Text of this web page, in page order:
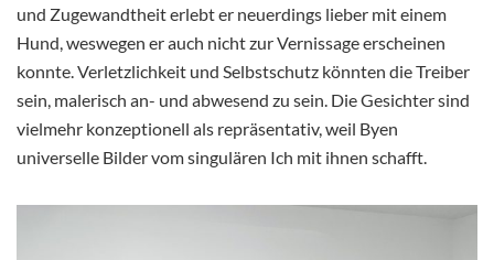
und Zugewandtheit erlebt er neuerdings lieber mit einem
Hund, weswegen er auch nicht zur Vernissage erscheinen
konnte. Verletzlichkeit und Selbstschutz könnten die Treiber
sein, malerisch an- und abwesend zu sein. Die Gesichter sind
vielmehr konzeptionell als repräsentativ, weil Byen
universelle Bilder vom singulären Ich mit ihnen schafft.